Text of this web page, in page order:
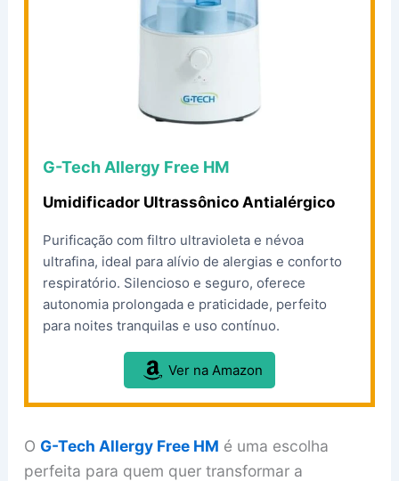
G-Tech Allergy Free HM
Umidificador Ultrassônico Antialérgico
Purificação com filtro ultravioleta e névoa
ultrafina, ideal para alívio de alergias e conforto
respiratório. Silencioso e seguro, oferece
autonomia prolongada e praticidade, perfeito
para noites tranquilas e uso contínuo.
Ver na Amazon
O G-Tech Allergy Free HM é uma escolha
perfeita para quem quer transformar a